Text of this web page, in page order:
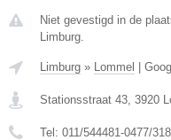
Niet gevestigd in de
Limburg.
Limburg » Lommel
Stationsstraat 43 3920
Tel: 011/544481-0477/